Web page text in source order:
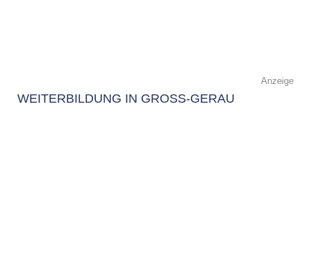
Anzeige
WEITERBILDUNG IN GROSS-GERAU